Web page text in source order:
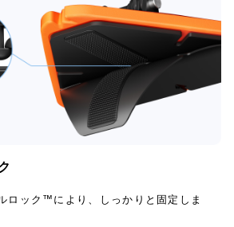
ロック™により、しっかりと固定しま